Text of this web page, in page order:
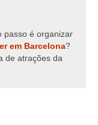
passo é organizar
em Barcelona?
de atrações da